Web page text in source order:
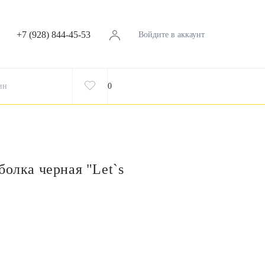
+7 (928) 844-45-53 Войдите в аккаунт
0
черная "Let`s